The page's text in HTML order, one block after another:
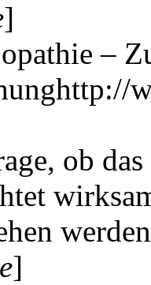
]
–
ob
]